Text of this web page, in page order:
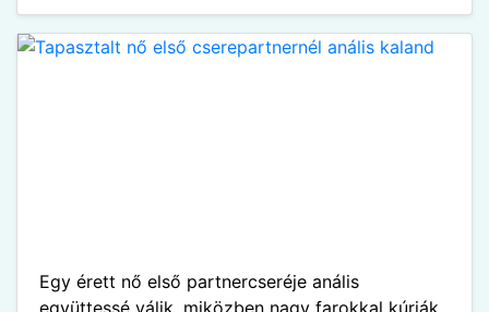
Egy érett nő első partnercseréje anális
együttessé válik, miközben nagy farokkal kúrják.